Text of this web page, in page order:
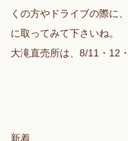
くの方やドライブの際に
に取ってみて下さいね。
大滝直売所は、8/11・12
新着